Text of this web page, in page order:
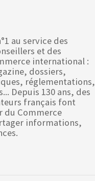
au service des
et des
international :
dossiers,
réglementations,
Depuis 130 ans, des
français font
du Commerce
informations,